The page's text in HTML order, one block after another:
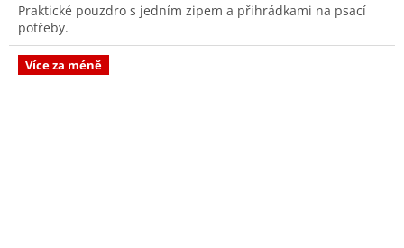
Praktické pouzdro s jedním zipem a přihrádkami na psací
potřeby.
Více za méně